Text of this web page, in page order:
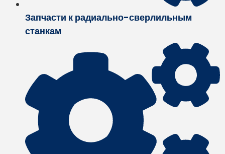
Запчасти к радиально-сверлильным
станкам